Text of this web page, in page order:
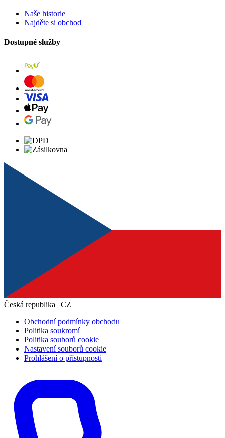
Naše historie
Najděte si obchod
Dostupné služby
Česká republika | CZ
Obchodní podmínky obchodu
Politika soukromí
Politika souborů cookie
Nastavení souborů cookie
Prohlášení o přístupnosti